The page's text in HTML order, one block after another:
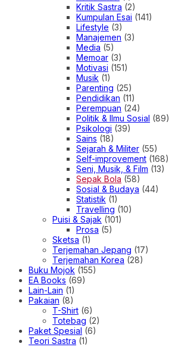
Kritik Sastra (2)
Kumpulan Esai (141)
Lifestyle (3)
Manajemen (3)
Media (5)
Memoar (3)
Motivasi (151)
Musik (1)
Parenting (25)
Pendidikan (11)
Perempuan (24)
Politik & Ilmu Sosial (89)
Psikologi (39)
Sains (18)
Sejarah & Militer (55)
Self-improvement (168)
Seni, Musik, & Film (13)
Sepak Bola (58)
Sosial & Budaya (44)
Statistik (1)
Travelling (10)
Puisi & Sajak (101)
Prosa (5)
Sketsa (1)
Terjemahan Jepang (17)
Terjemahan Korea (28)
Buku Mojok (155)
EA Books (69)
Lain-Lain (1)
Pakaian (8)
T-Shirt (6)
Totebag (2)
Paket Spesial (6)
Teori Sastra (1)